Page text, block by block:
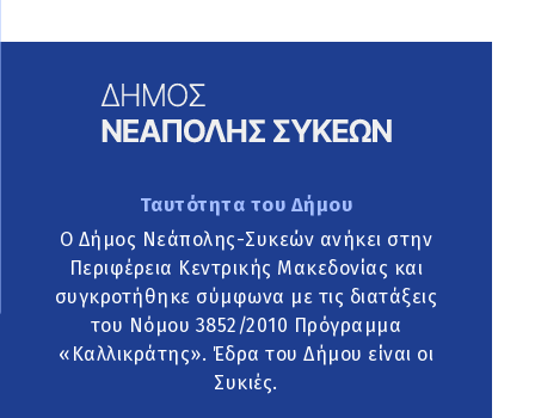
Ταυτότητα του Δήμου
Ο Δήμος Νεάπολης-Συκεών ανήκει στην
Περιφέρεια Κεντρικής Μακεδονίας και
συγκροτήθηκε σύμφωνα με τις διατάξεις
του Νόμου 3852/2010 Πρόγραμμα
«Καλλικράτης». Έδρα του Δήμου είναι οι
Συκιές.